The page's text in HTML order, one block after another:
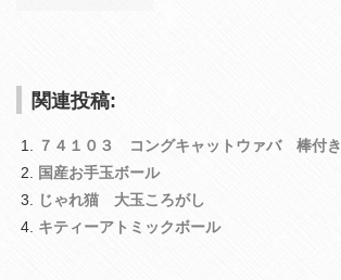
関連投稿:
７４１０３ コングキャットウァバ 棒付き
国産お手玉ボール
じゃれ猫 大玉ころがし
キティーアトミックボール